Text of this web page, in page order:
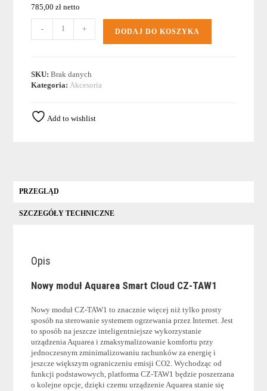
785,00 zł netto
SMART
CLOUD
CZ-
TAW1
- + DODAJ DO KOSZYKA
SKU:Brak danych
Kategoria: Akcesoria
Add to wishlist
PRZEGLĄD
SZCZEGÓŁY TECHNICZNE
Opis
Nowy moduł Aquarea Smart Cloud CZ-TAW1
Nowy moduł CZ-TAW1 to znacznie więcej niż tylko prosty
sposób na sterowanie systemem ogrzewania przez Internet. Jest
to sposób na jeszcze inteligentniejsze wykorzystanie
urządzenia Aquarea i zmaksymalizowanie komfortu przy
jednoczesnym zminimalizowaniu rachunków za energię i
jeszcze większym ograniczeniu emisji CO2. Wychodząc od
funkcji podstawowych, platforma CZ-TAW1 będzie poszerzana
o kolejne opcje, dzięki czemu urządzenie Aquarea stanie się